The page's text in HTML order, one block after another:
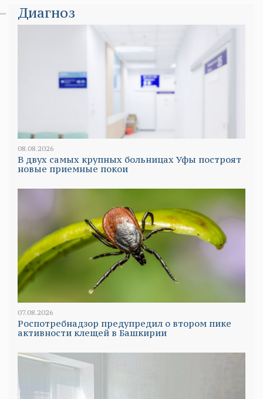
Диагноз
08.08.2026
В двух самых крупных больницах Уфы построят
новые приемные покои
07.08.2026
Роспотребнадзор предупредил о втором пике
активности клещей в Башкирии